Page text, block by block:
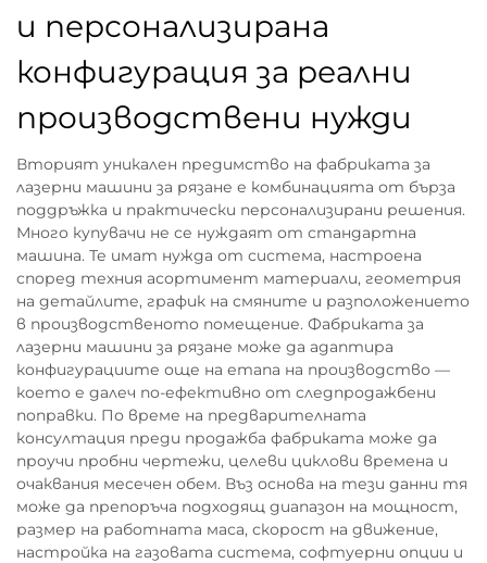
и персонализирана
конфигурация за реални
производствени нужди
Вторият уникален предимство на фабриката за
лазерни машини за рязане е комбинацията от бърза
поддръжка и практически персонализирани решения.
Много купувачи не се нуждаят от стандартна
машина. Те имат нужда от система, настроена
според техния асортимент материали, геометрия
на детайлите, график на смяните и разположението
в производственото помещение. Фабриката за
лазерни машини за рязане може да адаптира
конфигурациите още на етапа на производство —
което е далеч по-ефективно от следпродажбени
поправки. По време на предварителната
консултация преди продажба фабриката може да
проучи пробни чертежи, целеви циклови времена и
очаквания месечен обем. Въз основа на тези данни тя
може да препоръча подходящ диапазон на мощност,
размер на работната маса, скорост на движение,
настройка на газовата система, софтуерни опции и